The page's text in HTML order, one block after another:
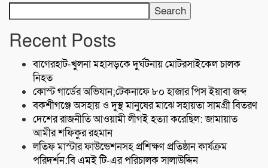
Search
Recent Posts
বাগেরহাট-খুলনা মহাসড়কে ‌দুর্ঘটনায় মোটরসাইকেল চালক
নিহত
কোস্ট গার্ডের অভিযান;টেকনাফে ৮০ হাজার পিস ইয়াবা জব্দ
বকশীগঞ্জে অসহায় ও দুস্থ মানুষের মাঝে সহায়তা সামগ্রী বিতরণ
দেশের রাজনীতি আওয়ামী লীগই হত্যা করেছিল: জামায়াত
আমীর শফিকুর রহমান
লতিফ মাস্টার ফাউন্ডেশনসহ প্রশিক্ষণ প্রতিষ্ঠান কার্যক্রম
পরিদর্শন:বি এমই টি-এর পরিচালক সালাউদ্দিন